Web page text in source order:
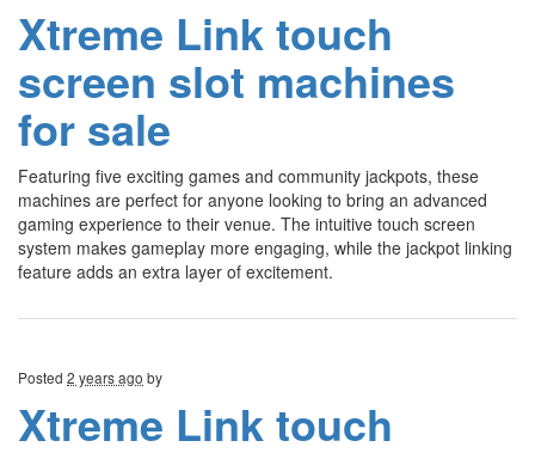
Xtreme Link touch
screen slot machines
for sale
Featuring five exciting games and community jackpots, these
machines are perfect for anyone looking to bring an advanced
gaming experience to their venue. The intuitive touch screen
system makes gameplay more engaging, while the jackpot linking
feature adds an extra layer of excitement.
Posted 2 years ago by
Xtreme Link touch